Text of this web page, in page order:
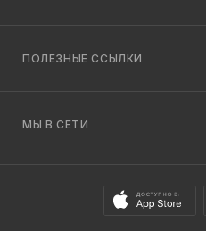
ПОЛЕЗНЫЕ ССЫЛКИ
МЫ В СЕТИ